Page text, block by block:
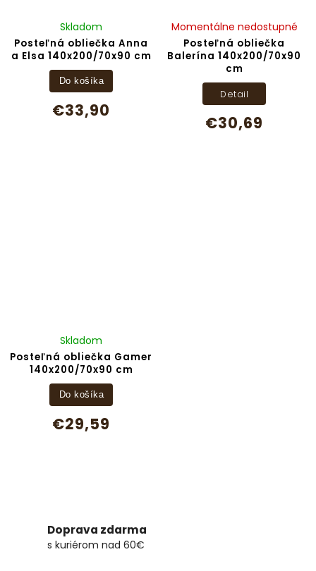
Posteľná obliečka Anna
a Elsa 140x200/70x90 cm
Skladom
€33,90
Do košíka
Posteľná obliečka
Balerína 140x200/70x90
cm
Momentálne nedostupné
€30,69
Detail
Posteľná obliečka Gamer
140x200/70x90 cm
Skladom
€29,59
Do košíka
Doprava zdarma
s kuriérom nad 60€